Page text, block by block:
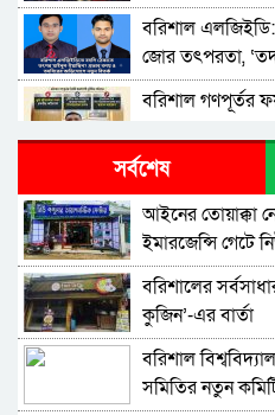
বরিশাল
জোর তৎপরতা,
বরিশাল গণপূর্তর
বরিশালে
শিক্ষা
উত্তর আমানতগঞ্জ
পূর্ণাঙ্গ কমিটি গঠন
বরিশাল এয়ারপোর্ট
দুই মাদক
বরিশালে অর্ধ
সর্বশেষ
​আইনের তোয়াক্কা
ইমারজেন্সি গেটে
বরিশালের
কুজিন’-এর বার্তা
বরিশাল
সমিতির নতুন